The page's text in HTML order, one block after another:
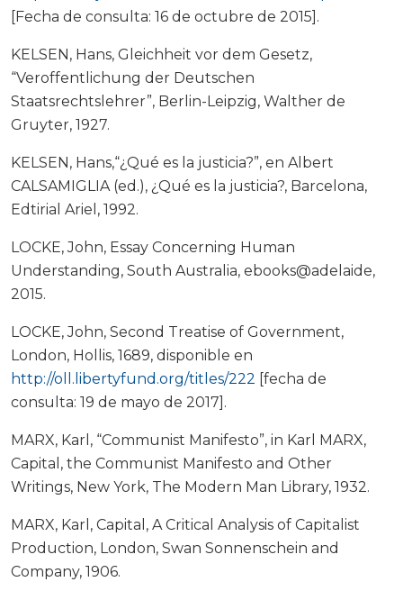
[Fecha de consulta: 16 de octubre de 2015].
KELSEN, Hans, Gleichheit vor dem Gesetz,
“Veroffentlichung der Deutschen
Staatsrechtslehrer”, Berlin-Leipzig, Walther de
Gruyter, 1927.
KELSEN, Hans,“¿Qué es la justicia?”, en Albert
CALSAMIGLIA (ed.), ¿Qué es la justicia?, Barcelona,
Edtirial Ariel, 1992.
LOCKE, John, Essay Concerning Human
Understanding, South Australia, ebooks@adelaide,
2015.
LOCKE, John, Second Treatise of Government,
London, Hollis, 1689, disponible en
http://oll.libertyfund.org/titles/222 [fecha de
consulta: 19 de mayo de 2017].
MARX, Karl, “Communist Manifesto”, in Karl MARX,
Capital, the Communist Manifesto and Other
Writings, New York, The Modern Man Library, 1932.
MARX, Karl, Capital, A Critical Analysis of Capitalist
Production, London, Swan Sonnenschein and
Company, 1906.